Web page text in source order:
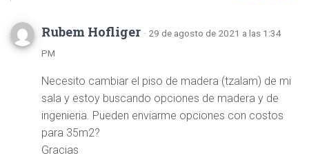
Rubem Hofliger · 29 de agosto de 2021 a las 1:34
PM
Necesito cambiar el piso de madera (tzalam) de mi
sala y estoy buscando opciones de madera y de
ingenieria. Pueden enviarme opciones con costos
para 35m2?
Gracias